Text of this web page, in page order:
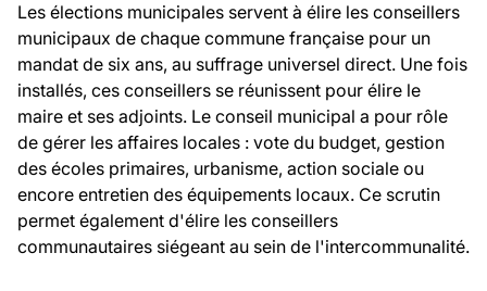
Les élections municipales servent à élire les conseillers
municipaux de chaque commune française pour un
mandat de six ans, au suffrage universel direct. Une fois
installés, ces conseillers se réunissent pour élire le
maire et ses adjoints. Le conseil municipal a pour rôle
de gérer les affaires locales : vote du budget, gestion
des écoles primaires, urbanisme, action sociale ou
encore entretien des équipements locaux. Ce scrutin
permet également d'élire les conseillers
communautaires siégeant au sein de l'intercommunalité.